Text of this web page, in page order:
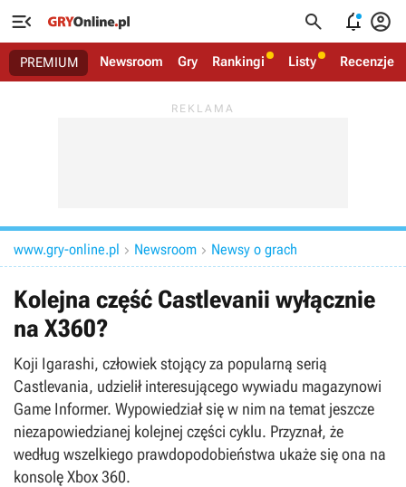
   
PREMIUM Newsroom Gry Rankingi Listy Recenzje
www.gry-online.pl  Newsroom  Newsy o grach
Kolejna część Castlevanii wyłącznie
na X360?
Koji Igarashi, człowiek stojący za popularną serią
Castlevania, udzielił interesującego wywiadu magazynowi
Game Informer. Wypowiedział się w nim na temat jeszcze
niezapowiedzianej kolejnej części cyklu. Przyznał, że
według wszelkiego prawdopodobieństwa ukaże się ona na
konsolę Xbox 360.